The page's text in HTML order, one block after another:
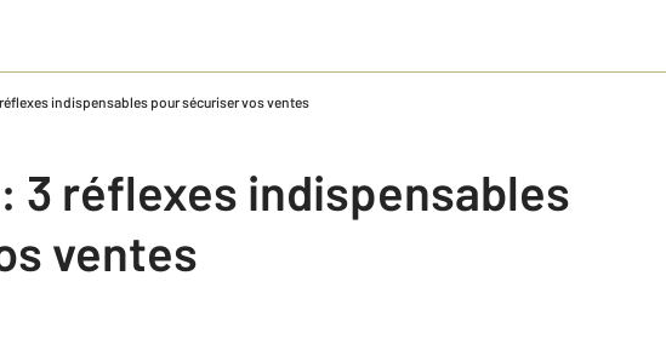
indispensables pour sécuriser vos ventes
3 réflexes indispensables
ventes